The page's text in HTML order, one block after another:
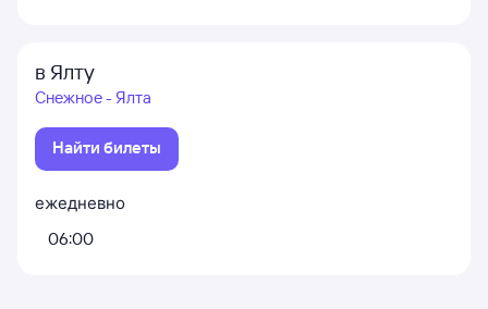
в Ялту
Снежное - Ялта
Найти билеты
ежедневно
06:00